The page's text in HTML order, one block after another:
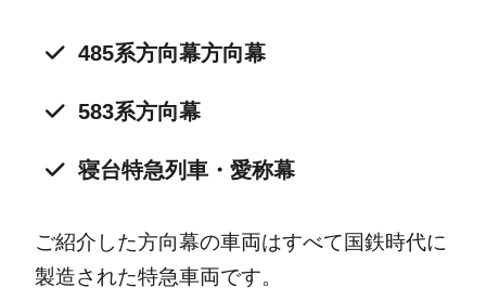
485系方向幕方向幕
583系方向幕
寝台特急列車・愛称幕
ご紹介した方向幕の車両はすべて国鉄時代に
製造された特急車両です。